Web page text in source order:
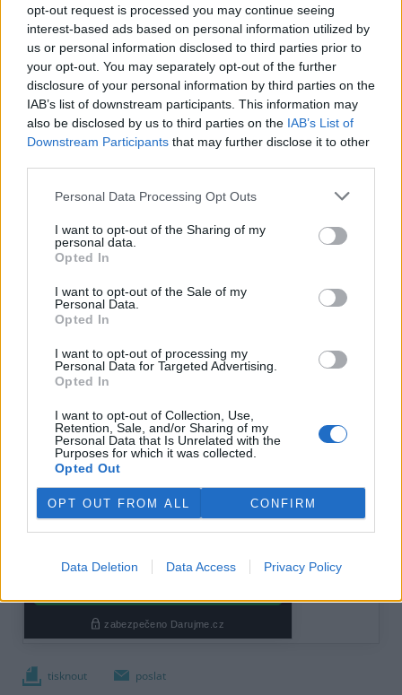
opt-out request is processed you may continue seeing
interest-based ads based on personal information utilized by
us or personal information disclosed to third parties prior to
your opt-out. You may separately opt-out of the further
disclosure of your personal information by third parties on the
IAB’s list of downstream participants. This information may
also be disclosed by us to third parties on the IAB’s List of
Downstream Participants that may further disclose it to other
Personal Data Processing Opt Outs
I want to opt-out of the Sharing of my
personal data.
Opted In
I want to opt-out of the Sale of my
Personal Data.
Opted In
I want to opt-out of processing my
Personal Data for Targeted Advertising.
Opted In
I want to opt-out of Collection, Use,
Retention, Sale, and/or Sharing of my
Personal Data that Is Unrelated with the
Purposes for which it was collected.
Opted Out
OPT OUT FROM ALL CONFIRM
Data Deletion Data Access Privacy Policy
Petr Bendl (ODS) upozorňoval na to, že podle důvodové
zprávy se změny v zákoně dotknou víc než 20 000
odborníků. Poukazoval přitom na to, že školení každého z
nich může stát od 3000 do 15 000 korun. Uznal, že návrh
předložila ještě bývalá vláda vedená ODS, ale odpovědnost
za zákon podle něj nese i vláda současná. V dalších kolech
projednávání bude chtít zákon upravit, aby nepřinesl další
zbytečnou administrativní zátěž.
Ministr průmyslu Karel Havlíček (ANO) poslance ujišťoval,
nezbytně nutné není, tam podle něj nebude.
tisknout poslat